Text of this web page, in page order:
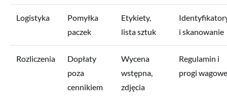
Logistyka
Pomyłka
paczek
Etykiety,
lista sztuk
i skanowanie
Rozliczenia
Dopłaty
poza
cennikiem
Wycena
wstępna,
zdjęcia
Regulamin i
progi wagowe